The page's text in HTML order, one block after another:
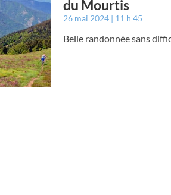
du Mourtis
26 mai 2024 11 h 45
Belle randonnée sans